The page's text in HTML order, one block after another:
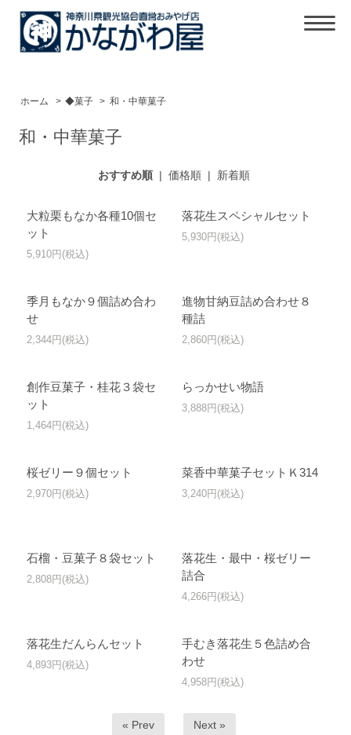
ホーム > ◆菓子 > 和・中華菓子
和・中華菓子
おすすめ順| 価格順| 新着順
大粒栗もなか各種10個セ
ット
5,910円(税込)
落花生スペシャルセット
5,930円(税込)
季月もなか９個詰め合わ
せ
2,344円(税込)
進物甘納豆詰め合わせ８
種詰
2,860円(税込)
創作豆菓子・桂花３袋セ
ット
1,464円(税込)
らっかせい物語
3,888円(税込)
桜ゼリー９個セット
2,970円(税込)
菜香中華菓子セットＫ314
3,240円(税込)
石榴・豆菓子８袋セット
2,808円(税込)
落花生・最中・桜ゼリー
詰合
4,266円(税込)
落花生だんらんセット
4,893円(税込)
手むき落花生５色詰め合
わせ
4,958円(税込)
« Prev Next »